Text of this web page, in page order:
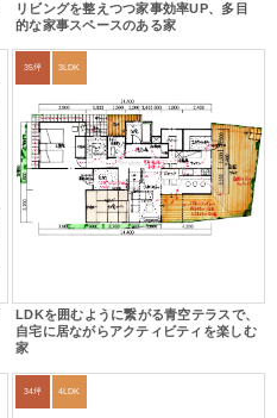
リビングを整えつつ家事効率UP、多目
的な家事スペースのある家
35坪 3LDK
LDKを囲むように繋がる青空テラスで、
自宅に居ながらアクティビティを楽しむ
家
34坪 4LDK